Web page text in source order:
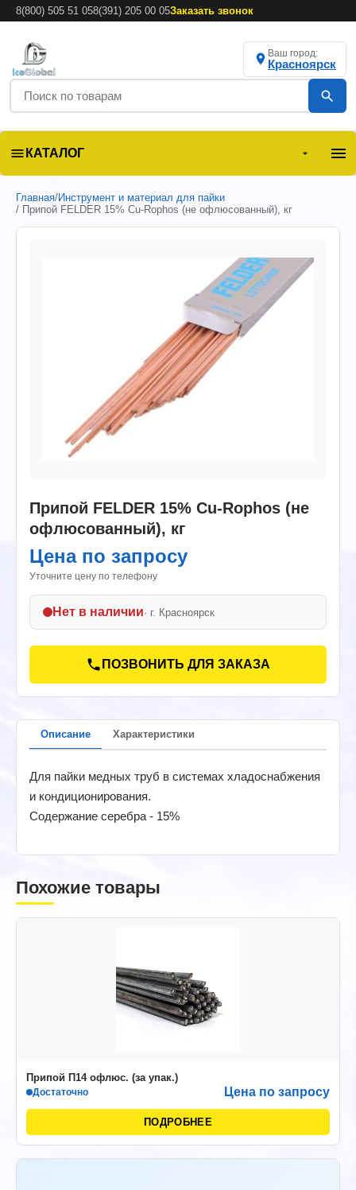
8(800) 505 51 058(391) 205 00 05Заказать звонок
Ваш город:
Красноярск
КАТАЛОГ
Главная/Инструмент и материал для пайки
/ Припой FELDER 15% Cu-Rophos (не офлюсованный), кг
Припой FELDER 15% Cu-Rophos (не
офлюсованный), кг
Цена по запросу
Уточните цену по телефону
Нет в наличии· г. Красноярск
ПОЗВОНИТЬ ДЛЯ ЗАКАЗА
Описание Характеристики
Для пайки медных труб в системах хладоснабжения
и кондиционирования.
Содержание серебра - 15%
Похожие товары
Припой П14 офлюс. (за упак.)
Достаточно Цена по запросу
ПОДРОБНЕЕ